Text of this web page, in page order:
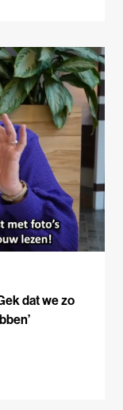
dat we zo